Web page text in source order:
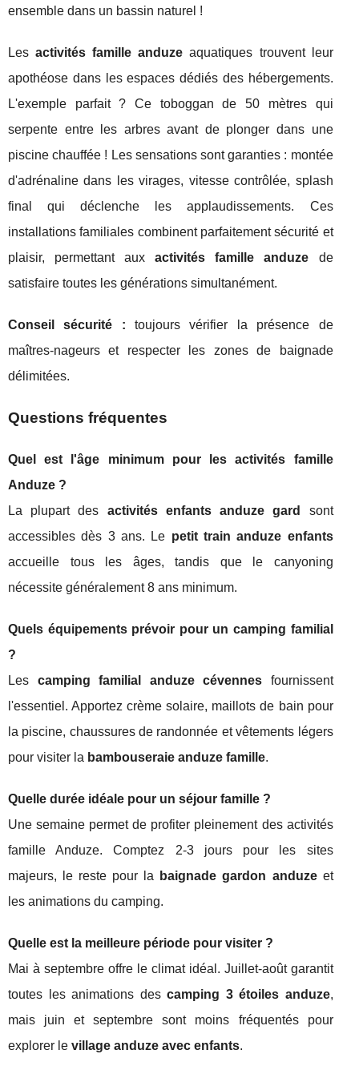
ensemble dans un bassin naturel !
Lesactivités famille anduze aquatiques trouvent leur
apothéose dans les espaces dédiés des hébergements.
L'exemple parfait ? Ce toboggan de 50 mètres qui
serpente entre les arbres avant de plonger dans une
piscine chauffée ! Les sensations sont garanties : montée
d'adrénaline dans les virages, vitesse contrôlée, splash
final qui déclenche les applaudissements. Ces
installations familiales combinent parfaitement sécurité et
plaisir, permettant auxactivités famille anduze de
satisfaire toutes les générations simultanément.
Conseil sécurité : toujours vérifier la présence de
maîtres-nageurs et respecter les zones de baignade
délimitées.
Questions fréquentes
Quel est l'âge minimum pour les activités famille
Anduze ?
La plupart des activités enfants anduze gard
sont
accessibles dès 3 ans. Le petit train anduze enfants
accueille tous les âges, tandis que le canyoning
nécessite généralement 8 ans minimum.
Quels équipements prévoir pour un camping familial
?
Les camping familial anduze cévennes fournissent
l'essentiel. Apportez crème solaire, maillots de bain pour
la piscine, chaussures de randonnée et vêtements légers
pour visiter la bambouseraie anduze famille.
Quelle durée idéale pour un séjour famille ?
Une semaine permet de profiter pleinement des activités
famille Anduze. Comptez 2-3 jours pour les sites
majeurs, le reste pour la baignade gardon anduzeet
les animations du camping.
Quelle est la meilleure période pour visiter ?
Mai à septembre offre le climat idéal. Juillet-août garantit
toutes les animations descamping 3 étoiles anduze,
mais juin et septembre sont moins fréquentés pour
explorer le village anduze avec enfants.